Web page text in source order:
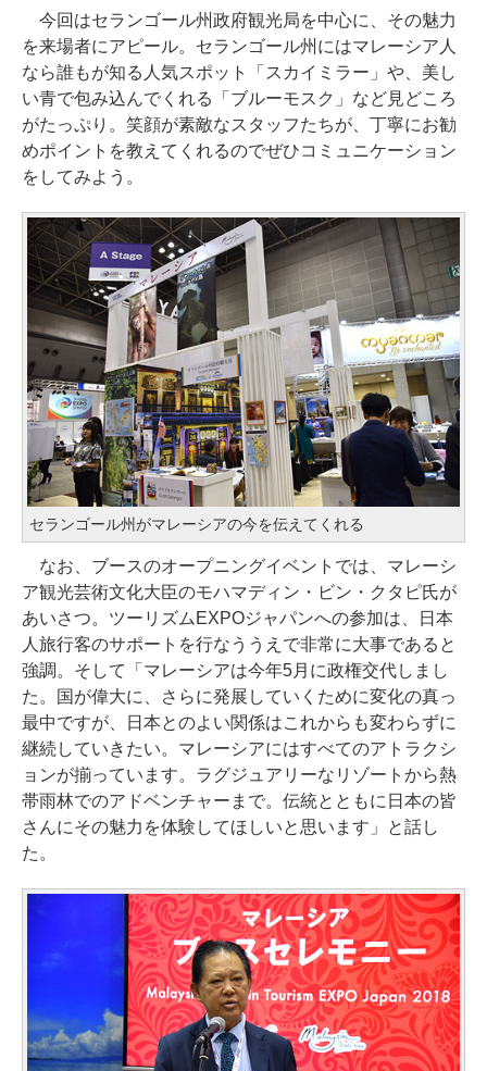
今回はセランゴール州政府観光局を中心に、その魅力
を来場者にアピール。セランゴール州にはマレーシア人
なら誰もが知る人気スポット「スカイミラー」や、美し
い青で包み込んでくれる「ブルーモスク」など見どころ
がたっぷり。笑顔が素敵なスタッフたちが、丁寧にお勧
めポイントを教えてくれるのでぜひコミュニケーション
をしてみよう。
セランゴール州がマレーシアの今を伝えてくれる
なお、ブースのオープニングイベントでは、マレーシ
ア観光芸術文化大臣のモハマディン・ビン・クタピ氏が
あいさつ。ツーリズムEXPOジャパンへの参加は、日本
人旅行客のサポートを行なううえで非常に大事であると
強調。そして「マレーシアは今年5月に政権交代しまし
た。国が偉大に、さらに発展していくために変化の真っ
最中ですが、日本とのよい関係はこれからも変わらずに
継続していきたい。マレーシアにはすべてのアトラクシ
ョンが揃っています。ラグジュアリーなリゾートから熱
帯雨林でのアドベンチャーまで。伝統とともに日本の皆
さんにその魅力を体験してほしいと思います」と話し
た。